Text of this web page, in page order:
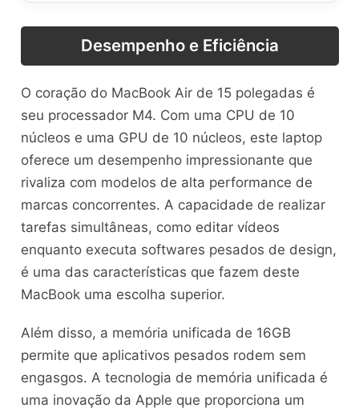
Desempenho e Eficiência
O coração do MacBook Air de 15 polegadas é
seu processador M4. Com uma CPU de 10
núcleos e uma GPU de 10 núcleos, este laptop
oferece um desempenho impressionante que
rivaliza com modelos de alta performance de
marcas concorrentes. A capacidade de realizar
tarefas simultâneas, como editar vídeos
enquanto executa softwares pesados de design,
é uma das características que fazem deste
MacBook uma escolha superior.
Além disso, a memória unificada de 16GB
permite que aplicativos pesados rodem sem
engasgos. A tecnologia de memória unificada é
uma inovação da Apple que proporciona um